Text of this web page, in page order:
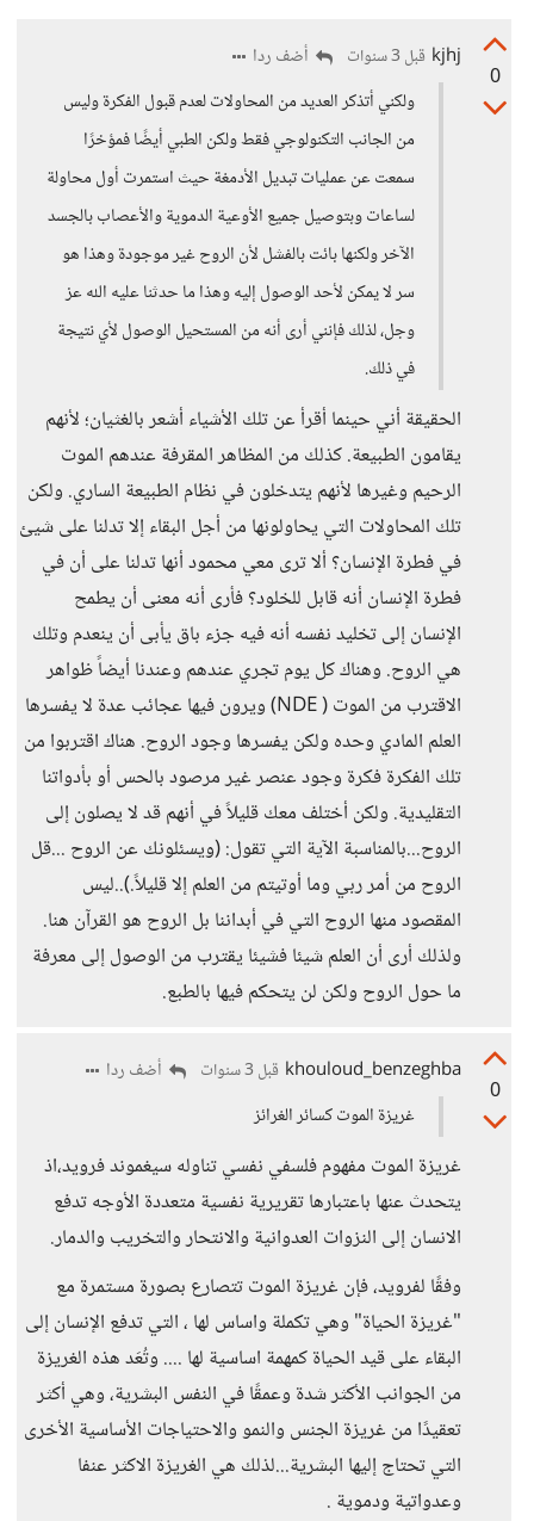
0
kjhj قبل 3 سنوات
أضف ردا
ولكني أتذكر العديد من المحاولات لعدم قبول الفكرة وليس
من الجانب التكنولوجي فقط ولكن الطبي أيضًا فمؤخرًا
سمعت عن عمليات تبديل الأدمغة حيث استمرت أول محاولة
لساعات وبتوصيل جميع الأوعية الدموية والأعصاب بالجسد
الآخر ولكنها بائت بالفشل لأن الروح غير موجودة وهذا هو
سر لا يمكن لأحد الوصول إليه وهذا ما حدثنا عليه الله عز
وجل، لذلك فإنني أرى أنه من المستحيل الوصول لأي نتيجة
في ذلك.
الحقيقة أني حينما أقرأ عن تلك الأشياء أشعر بالغثيان؛ لأنهم
يقامون الطبيعة. كذلك من المظاهر المقرفة عندهم الموت
الرحيم وغيرها لأنهم يتدخلون في نظام الطبيعة الساري. ولكن
تلك المحاولات التي يحاولونها من أجل البقاء إلا تدلنا على شيئ
في فطرة الإنسان؟ ألا ترى معي محمود أنها تدلنا على أن في
فطرة الإنسان أنه قابل للخلود؟ فأرى أنه معنى أن يطمح
الإنسان إلى تخليد نفسه أنه فيه جزء باق يأبى أن ينعدم وتلك
هي الروح. وهناك كل يوم تجري عندهم وعندنا أيضاً ظواهر
الاقترب من الموت ( NDE) ويرون فيها عجائب عدة لا يفسرها
العلم المادي وحده ولكن يفسرها وجود الروح. هناك اقتربوا من
تلك الفكرة فكرة وجود عنصر غير مرصود بالحس أو بأدواتنا
التقليدية. ولكن أختلف معك قليلاً في أنهم قد لا يصلون إلى
الروح...بالمناسبة الآية التي تقول: (ويسئلونك عن الروح ...قل
الروح من أمر ربي وما أوتيتم من العلم إلا قليلاً.)..ليس
المقصود منها الروح التي في أبداننا بل الروح هو القرآن هنا.
ولذلك أرى أن العلم شيئا فشيئا يقترب من الوصول إلى معرفة
ما حول الروح ولكن لن يتحكم فيها بالطبع.
0
khouloud_benzeghba قبل 3 سنوات
أضف ردا
غريزة الموت كسائر الغرائز
غريزة الموت مفهوم فلسفي نفسي تناوله سيغموند فرويد،اذ
يتحدث عنها باعتبارها تقريرية نفسية متعددة الأوجه تدفع
الانسان إلى النزوات العدوانية والانتحار والتخريب والدمار.
وفقًا لفرويد، فإن غريزة الموت تتصارع بصورة مستمرة مع
"غريزة الحياة" وهي تكملة واساس لها ، التي تدفع الإنسان إلى
البقاء على قيد الحياة كمهمة اساسية لها .... وتُعَد هذه الغريزة
من الجوانب الأكثر شدة وعمقًا في النفس البشرية، وهي أكثر
تعقيدًا من غريزة الجنس والنمو والاحتياجات الأساسية الأخرى
التي تحتاج إليها البشرية...لذلك هي الغريزة الاكثر عنفا
وعدواتية ودموية .